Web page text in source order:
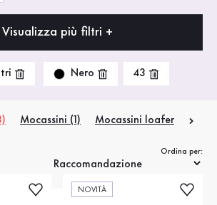
Visualizza più filtri +
Nero 43
Mocassini (1) Mocassini loafer (4)
Ordina per:
NOVITÀ